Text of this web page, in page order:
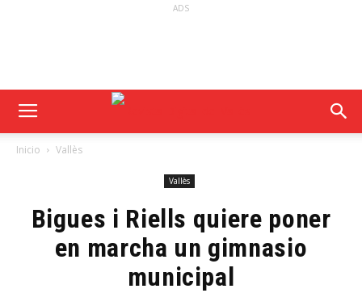
ADS
Inicio Vallès
Vallès
Bigues i Riells quiere poner
en marcha un gimnasio
municipal